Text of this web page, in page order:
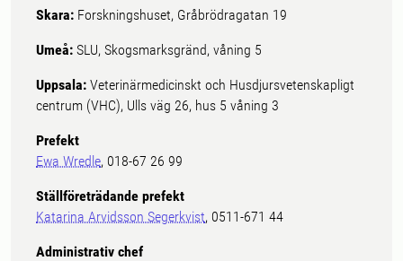
Skara: Forskningshuset, Gråbrödragatan 19
Umeå: SLU, Skogsmarksgränd, våning 5
Uppsala: Veterinärmedicinskt och Husdjursvetenskapligt
centrum (VHC), Ulls väg 26, hus 5 våning 3
Prefekt
Ewa Wredle, 018-67 26 99
Ställföreträdande prefekt
Katarina Arvidsson Segerkvist, 0511-671 44
Administrativ chef